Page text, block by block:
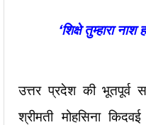
‘शिक्षे तुम्हारा नाश
उत्तर प्रदेश की भूतपूर्व
श्रीमती मोहसिना